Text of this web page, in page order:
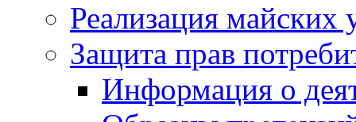
Реализация майских
Защита прав
Информация о